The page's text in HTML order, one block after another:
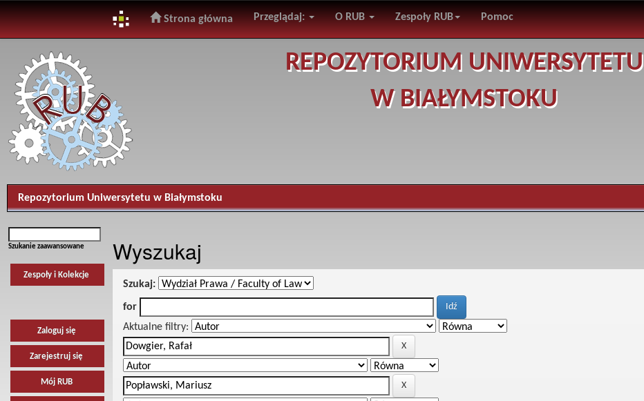
navigation
Strona główna Przeglądaj: O RUB Zespoły RUB Pomoc
REPOZYTORIUM UNIWERSYTETU
W BIAŁYMSTOKU
Repozytorium Uniwersytetu w Białymstoku
Szukanie zaawansowane
Zespoły i Kolekcje
Zaloguj się
Zarejestruj się
Mój RUB
Wyszukaj
Szukaj:
for
Aktualne filtry: